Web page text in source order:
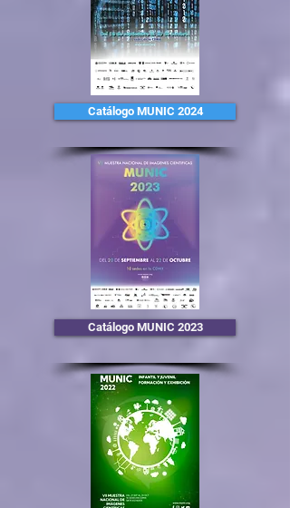
Catálogo MUNIC 2024
Catálogo MUNIC 2023